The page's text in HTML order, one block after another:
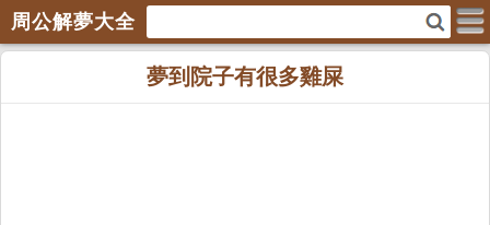
周公解夢大全
夢到院子有很多雞屎